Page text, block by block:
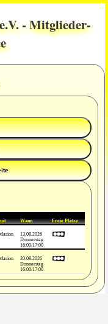
- Mitglieder-
Wann Freie Plätze
13.08.2026
Donnerstag
16:00/17:00
20.08.2026
Donnerstag
16:00/17:00